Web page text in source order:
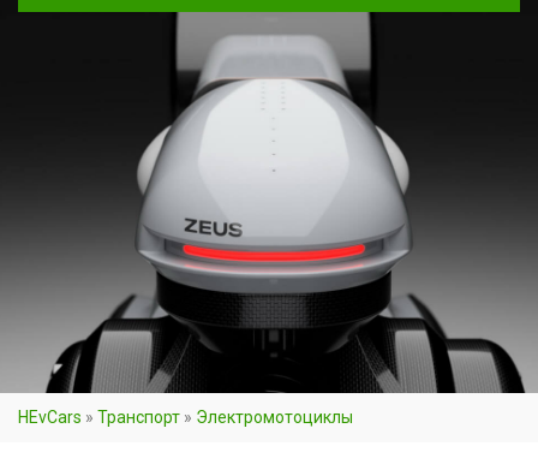
HEvCars » Транспорт » Электромотоциклы